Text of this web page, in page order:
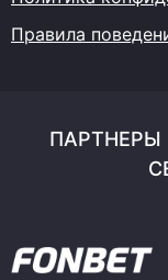
Правила
ПАРТНЕРЫ